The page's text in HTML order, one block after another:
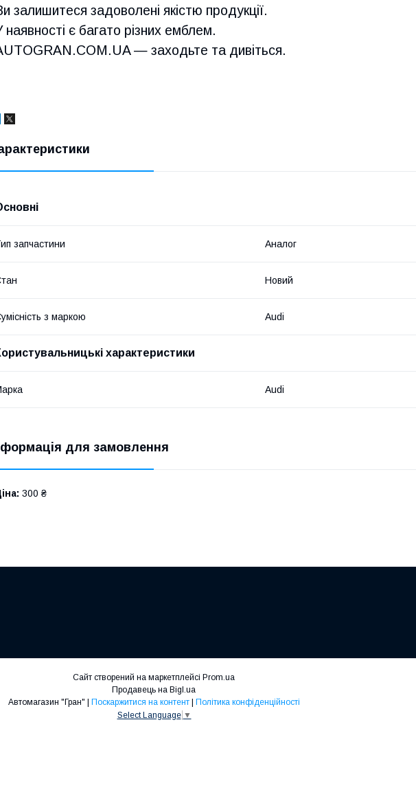
залишитеся задоволені якістю продукції.
наявності є багато різних емблем.
— заходьте та дивіться.
запчастини Аналог
Новий
з маркою Audi
характеристики
Audi
для замовлення
300 ₴
Сайт створений на маркетплейсі Prom.ua
Продавець на Bigl.ua
Поскаржитися на контент
Політика конфіденційності
Select Language ▼